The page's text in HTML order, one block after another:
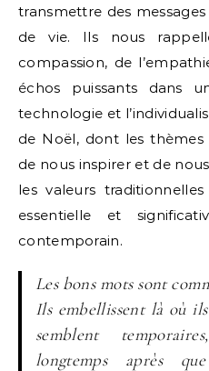
transmettre des
de vie. Ils nous
compassion, de
échos puissants dans
technologie et
de Noël, dont les
de nous inspirer et de
les valeurs
essentielle et
contemporain.
Les bons mots sont
Ils embellissent là où
semblent
longtemps après